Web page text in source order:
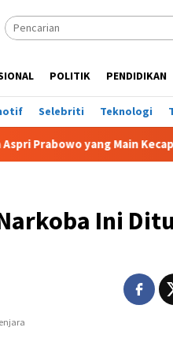
POLITIK PENDIDIKAN
Selebriti Teknologi
Main Kecap-kecapan
Ini